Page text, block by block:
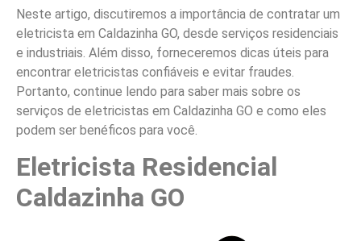
Neste artigo, discutiremos a importância de contratar um
eletricista em Caldazinha GO, desde serviços residenciais
e industriais. Além disso, forneceremos dicas úteis para
encontrar eletricistas confiáveis e evitar fraudes.
Portanto, continue lendo para saber mais sobre os
serviços de eletricistas em Caldazinha GO e como eles
podem ser benéficos para você.
Eletricista Residencial
Caldazinha GO